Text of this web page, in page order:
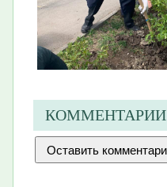
КОММЕНТАРИИ